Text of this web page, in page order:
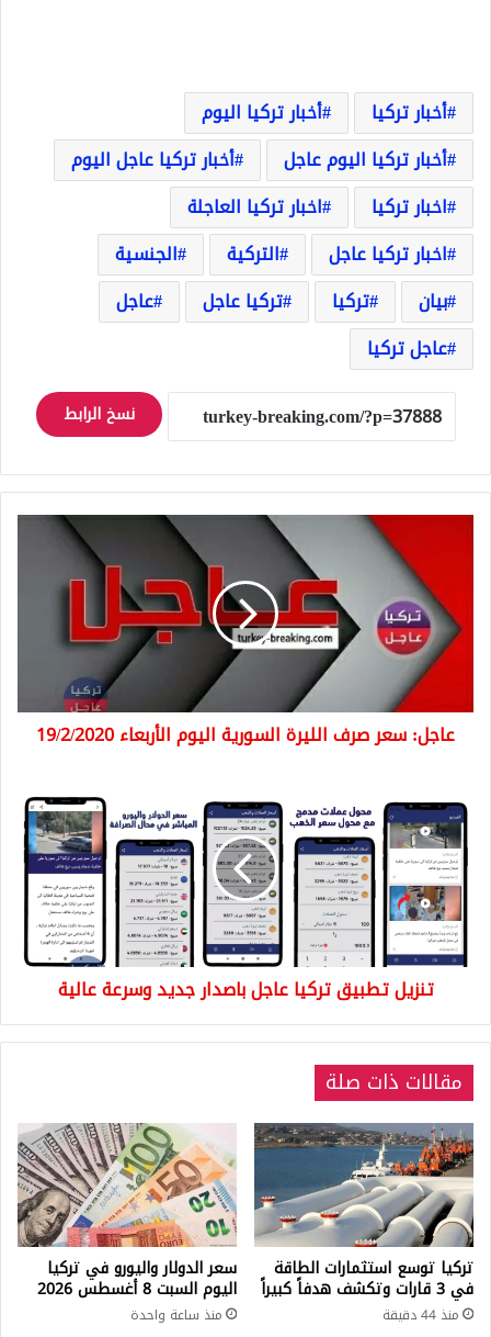
أخبار تركيا
أخبار تركيا اليوم
أخبار تركيا اليوم عاجل
أخبار تركيا عاجل اليوم
اخبار تركيا
اخبار تركيا العاجلة
اخبار تركيا عاجل
التركية
الجنسية
بيان
تركيا تركيا عاجل
عاجل
عاجل تركيا
نسخ الرابط
السورية
اليوم
الأربعاء
19/2/2020
عاجل: سعر صرف الليرة السورية اليوم الأربعاء 19/2/2020
تطبيق
تركيا
عاجل
باصدار
جديد
وسرعة
عالية
تنزيل تطبيق تركيا عاجل باصدار جديد وسرعة عالية
مقالات ذات صلة
تركيا توسع استثمارات الطاقة
في 3 قارات وتكشف هدفاً كبيراً
منذ 44 دقيقة
سعر الدولار واليورو في تركيا
اليوم السبت 8 أغسطس 2026
منذ ساعة واحدة